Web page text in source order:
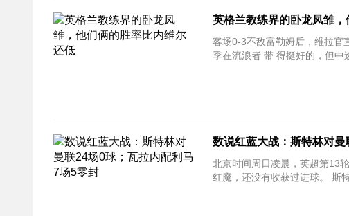
英格兰教练界的卧龙凤雏
客场0-3不敌富勒姆后，维拉官宣杰拉德
季在流浪者 带 得挺好
数说红蓝大战：斯特林对
北京时间周日凌晨，英超第13
红魔